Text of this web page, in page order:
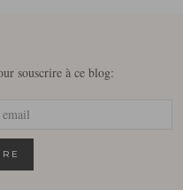
souscrire à ce blog: